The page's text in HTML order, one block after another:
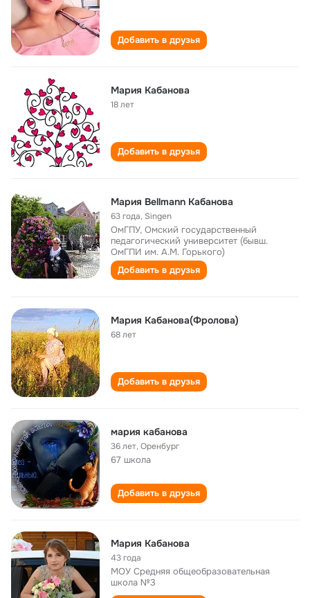
Добавить в друзья
Мария Кабанова
18 лет
Добавить в друзья
Мария Bellmann Кабанова
63 года, Singen
ОмГПУ, Омский государственный
педагогический университет (бывш.
ОмГПИ им. А.М. Горького)
Добавить в друзья
Мария Кабанова(Фролова)
68 лет
Добавить в друзья
мария кабанова
36 лет,Оренбург
67 школа
Добавить в друзья
Мария Кабанова
43 года
МОУ Средняя общеобразовательная
школа №3